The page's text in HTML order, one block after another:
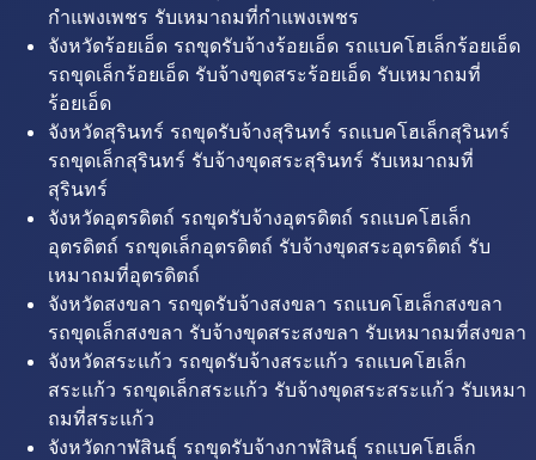
กำแพงเพชร รับเหมาถมที่กำแพงเพชร
จังหวัดร้อยเอ็ด รถขุดรับจ้างร้อยเอ็ด รถแบคโฮเล็กร้อยเอ็ด
รถขุดเล็กร้อยเอ็ด รับจ้างขุดสระร้อยเอ็ด รับเหมาถมที่
ร้อยเอ็ด
จังหวัดสุรินทร์ รถขุดรับจ้างสุรินทร์ รถแบคโฮเล็กสุรินทร์
รถขุดเล็กสุรินทร์ รับจ้างขุดสระสุรินทร์ รับเหมาถมที่
สุรินทร์
จังหวัดอุตรดิตถ์ รถขุดรับจ้างอุตรดิตถ์ รถแบคโฮเล็ก
อุตรดิตถ์ รถขุดเล็กอุตรดิตถ์ รับจ้างขุดสระอุตรดิตถ์ รับ
เหมาถมที่อุตรดิตถ์
จังหวัดสงขลา รถขุดรับจ้างสงขลา รถแบคโฮเล็กสงขลา
รถขุดเล็กสงขลา รับจ้างขุดสระสงขลา รับเหมาถมที่สงขลา
จังหวัดสระแก้ว รถขุดรับจ้างสระแก้ว รถแบคโฮเล็ก
สระแก้ว รถขุดเล็กสระแก้ว รับจ้างขุดสระสระแก้ว รับเหมา
ถมที่สระแก้ว
จังหวัดกาฬสินธุ์ รถขุดรับจ้างกาฬสินธุ์ รถแบคโฮเล็ก